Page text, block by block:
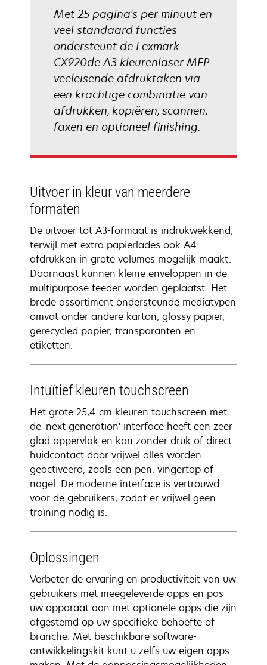
Met 25 pagina's per minuut en
veel standaard functies
ondersteunt de Lexmark
CX920de A3 kleurenlaser MFP
veeleisende afdruktaken via
een krachtige combinatie van
afdrukken, kopiëren, scannen,
faxen en optioneel finishing.
Uitvoer in kleur van meerdere
formaten
De uitvoer tot A3-formaat is indrukwekkend,
terwijl met extra papierlades ook A4-
afdrukken in grote volumes mogelijk maakt.
Daarnaast kunnen kleine enveloppen in de
multipurpose feeder worden geplaatst. Het
brede assortiment ondersteunde mediatypen
omvat onder andere karton, glossy papier,
gerecycled papier, transparanten en
etiketten.
Intuïtief kleuren touchscreen
Het grote 25,4 cm kleuren touchscreen met
de 'next generation' interface heeft een zeer
glad oppervlak en kan zonder druk of direct
huidcontact door vrijwel alles worden
geactiveerd, zoals een pen, vingertop of
nagel. De moderne interface is vertrouwd
voor de gebruikers, zodat er vrijwel geen
training nodig is.
Oplossingen
Verbeter de ervaring en productiviteit van uw
gebruikers met meegeleverde apps en pas
uw apparaat aan met optionele apps die zijn
afgestemd op uw specifieke behoefte of
branche. Met beschikbare software-
ontwikkelingskit kunt u zelfs uw eigen apps